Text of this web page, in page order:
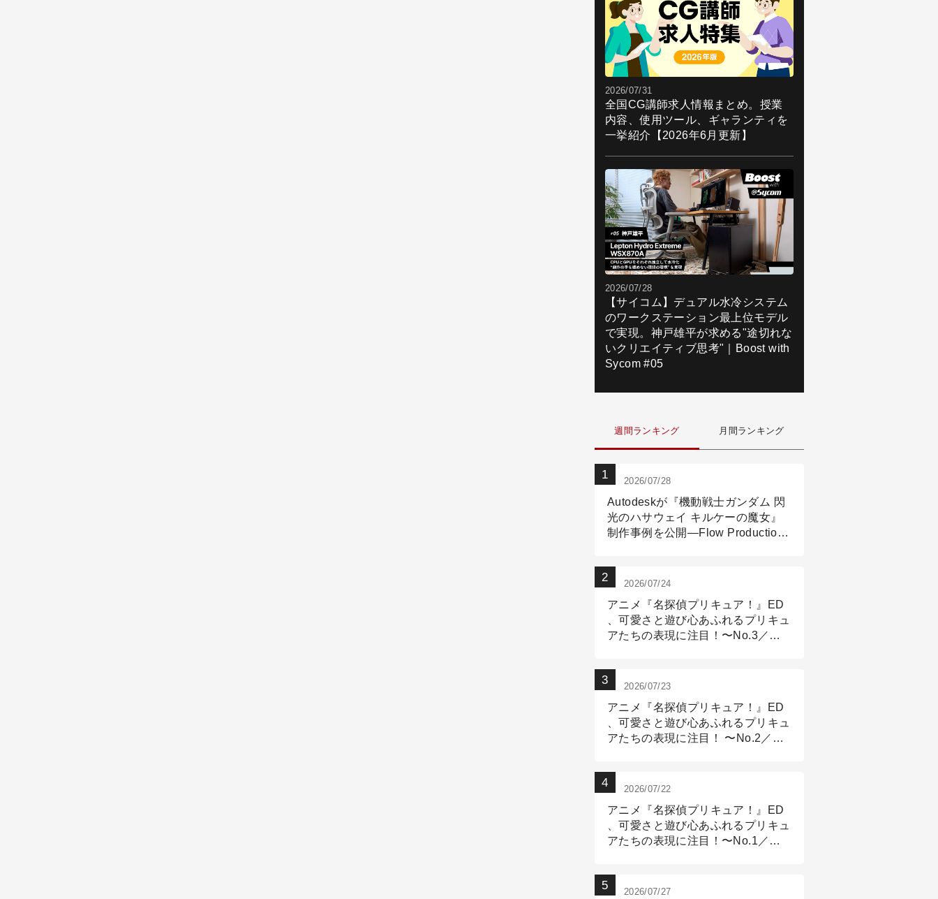
2026/07/31
全国CG講師求人情報まとめ。授業
内容、使用ツール、ギャランティを
一挙紹介【2026年6月更新】
2026/07/28
【サイコム】デュアル水冷システム
のワークステーション最上位モデル
で実現。神戸雄平が求める"途切れな
いクリエイティブ思考"｜Boost with
Sycom #05
週間ランキング 月間ランキング
2026/07/28
Autodeskが『機動戦士ガンダム 閃
光のハサウェイ キルケーの魔女』
制作事例を公開―Flow Production
2026/07/24
アニメ『名探偵プリキュア！』ED
、可愛さと遊び心あふれるプリキュ
アたちの表現に注目！〜No.3／ア
2026/07/23
アニメ『名探偵プリキュア！』ED
、可愛さと遊び心あふれるプリキュ
アたちの表現に注目！ 〜No.2／モ
2026/07/22
アニメ『名探偵プリキュア！』ED
、可愛さと遊び心あふれるプリキュ
アたちの表現に注目！〜No.1／演
2026/07/27